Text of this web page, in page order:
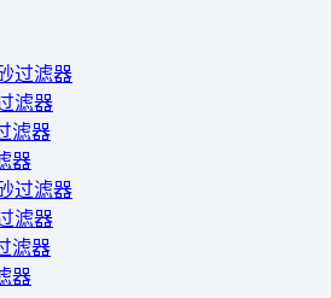
滤器
器
滤器
器